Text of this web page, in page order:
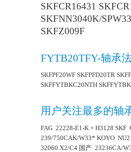
SKFCR16431
SKFNN3040K/
SKFZ009F
FYTB20TFY-轴承
SKFPF20WF SKFPFD20TR
SKFFYTBKC20NTH
用户关注最多的轴
FAG 22228-E1-K + H3128 SKF
239/750CAK/W33* KOYO
32060 X2/C4 国产 23236CA/